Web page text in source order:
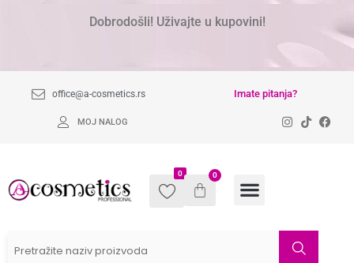
Dobrodošli! Uživajte u kupovini!
office@a-cosmetics.rs Imate pitanja?
MOJ NALOG
0 0